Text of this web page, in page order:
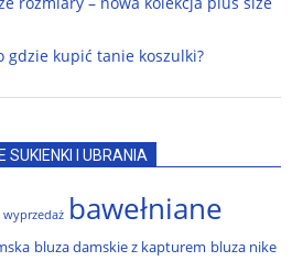
gdzie kupić tanie koszulki?
SUKIENKI I UBRANIA
wyprzedaż bawełniane
bluza damskie z kapturem bluza nike